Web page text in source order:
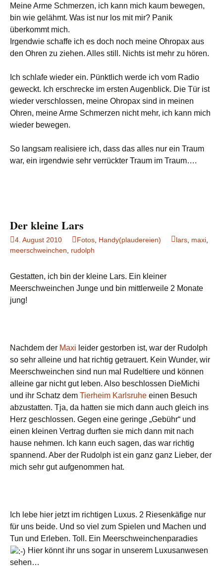
Meine Arme Schmerzen, ich kann mich kaum bewegen,
bin wie gelähmt. Was ist nur los mit mir? Panik
überkommt mich.
Irgendwie schaffe ich es doch noch meine Ohropax aus
den Ohren zu ziehen. Alles still. Nichts ist mehr zu hören.
Ich schlafe wieder ein. Pünktlich werde ich vom Radio
geweckt. Ich erschrecke im ersten Augenblick. Die Tür ist
wieder verschlossen, meine Ohropax sind in meinen
Ohren, meine Arme Schmerzen nicht mehr, ich kann mich
wieder bewegen.
So langsam realisiere ich, dass das alles nur ein Traum
war, ein irgendwie sehr verrückter Traum im Traum….
Der kleine Lars
4. August 2010 Fotos Handy(plaudereien) lars maxi
meerschweinchen
rudolph
Gestatten, ich bin der kleine Lars. Ein kleiner
Meerschweinchen Junge und bin mittlerweile 2 Monate
jung!
Nachdem der Maxi leider gestorben ist, war der Rudolph
so sehr alleine und hat richtig getrauert. Kein Wunder, wir
Meerschweinchen sind nun mal Rudeltiere und können
alleine gar nicht gut leben. Also beschlossen DieMichi
und ihr Schatz dem Tierheim Karlsruhe einen Besuch
abzustatten. Tja, da hatten sie mich dann auch gleich ins
Herz geschlossen. Gegen eine geringe „Gebühr“ und
einen kleinen Vertrag durften sie mich dann mit nach
hause nehmen. Ich kann euch sagen, das war richtig
spannend. Aber der Rudolph ist ein ganz ganz Lieber, der
mich sehr gut aufgenommen hat.
Ich lebe hier jetzt im richtigen Luxus. 2 Riesenkäfige nur
für uns beide. Und so viel zum Spielen und Machen und
Tun und Erleben. Toll. Ein Meerschweinchenparadies
Hier könnt ihr uns sogar in unserem Luxusanwesen
sehen…